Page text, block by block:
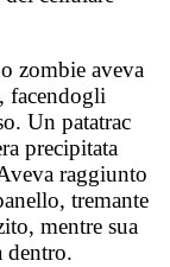
zombie aveva
facendogli
Un patatrac
precipitata
raggiunto
tremante
mentre sua
dentro.